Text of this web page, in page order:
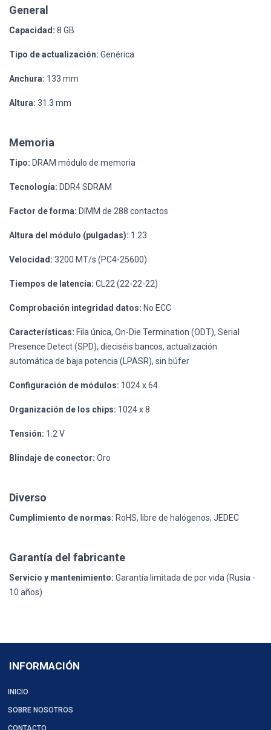
General
Capacidad: 8 GB
Tipo de actualización: Genérica
Anchura: 133 mm
Altura: 31.3 mm
Memoria
Tipo: DRAM módulo de memoria
Tecnología: DDR4 SDRAM
Factor de forma: DIMM de 288 contactos
Altura del módulo (pulgadas): 1.23
Velocidad: 3200 MT/s (PC4-25600)
Tiempos de latencia: CL22 (22-22-22)
Comprobación integridad datos: No ECC
Características: Fila única, On-Die Termination (ODT), Serial
Presence Detect (SPD), dieciséis bancos, actualización
automática de baja potencia (LPASR), sin búfer
Configuración de módulos: 1024 x 64
Organización de los chips: 1024 x 8
Tensión: 1.2 V
Blindaje de conector: Oro
Diverso
Cumplimiento de normas: RoHS, libre de halógenos, JEDEC
Garantía del fabricante
Servicio y mantenimiento: Garantía limitada de por vida (Rusia -
10 años)
INFORMACIÓN
INICIO
SOBRE NOSOTROS
CONTACTO